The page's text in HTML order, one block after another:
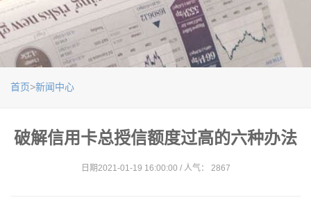
首页>新闻中心
破解信用卡总授信额度过高的六种办法
日期2021-01-19 16:00:00 / 人气： 2867